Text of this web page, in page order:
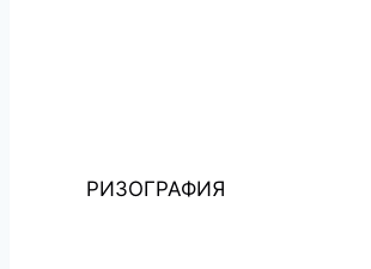
РИЗОГРАФИЯ